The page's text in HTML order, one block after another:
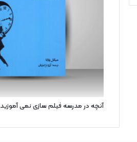
آنچه در مدرسه فیلم سازی نمی آموزید